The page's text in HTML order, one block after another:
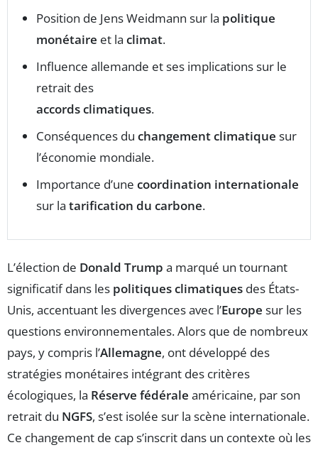
Position de Jens Weidmann sur la politique
monétaire et la climat.
Influence allemande et ses implications sur le
retrait des
accords climatiques.
Conséquences du changement climatique sur
l’économie mondiale.
Importance d’une coordination internationale
sur la tarification du carbone.
L’élection de Donald Trump a marqué un tournant
significatif dans les politiques climatiques des États-
Unis, accentuant les divergences avec l’Europe sur les
questions environnementales. Alors que de nombreux
pays, y compris l’Allemagne, ont développé des
stratégies monétaires intégrant des critères
écologiques, la Réserve fédérale américaine, par son
retrait du NGFS, s’est isolée sur la scène internationale.
Ce changement de cap s’inscrit dans un contexte où les